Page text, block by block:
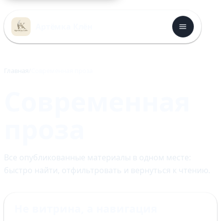
к
содержимому